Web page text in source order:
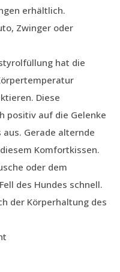
erhältlich.
Zwinger oder
hat die
Diese
positiv auf die Gelenke
aus. Gerade alternde
Komfortkissen.
oder dem
des Hundes schnell.
der Körperhaltung des